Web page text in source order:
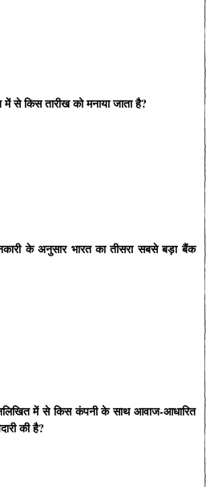
से किस तारीख को मनाया जाता है?
के अनुसार भारत का तीसरा सबसे बड़ा बैंक
में से किस कंपनी के साथ आवाज-आधारित
की है?